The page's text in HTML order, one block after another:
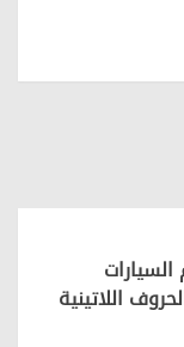
اللاتينية